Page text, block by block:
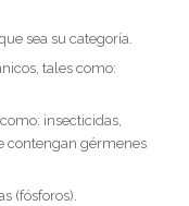
sea su categoría.
tales como:
insecticidas,
contengan gérmenes
(fósforos).